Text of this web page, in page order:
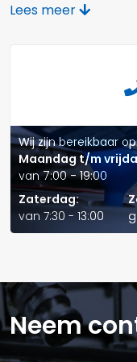
gebruik als cilinder-
vissersvloten; in
soorten
van het kruiskoptype
zwavelgehalte werken.
Lees meer
Wij zijn bereikbaar
Maandag t/m
van 7:00 - 19:00
Zaterdag:
van 7:30 - 13:00
Verstuur
Neem